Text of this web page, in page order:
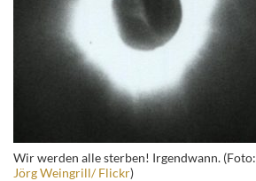
Wir werden alle sterben! Irgendwann. (Foto:
Jörg Weingrill/ Flickr)